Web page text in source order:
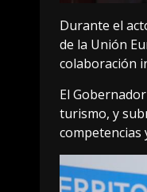
Durante el
de la Unión
colaboración
El
turismo, y
competencias